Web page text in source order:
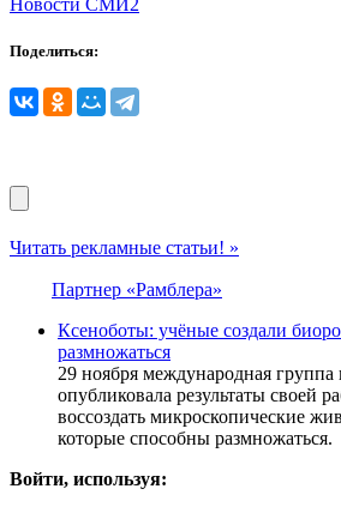
Поделиться:
Читать рекламные статьи! »
Партнер «Рамблера»
Ксеноботы: учёные создали
размножаться
29 ноября международная группа
опубликовала результаты своей
воссоздать микроскопические
которые способны размножаться.
Войти, используя: